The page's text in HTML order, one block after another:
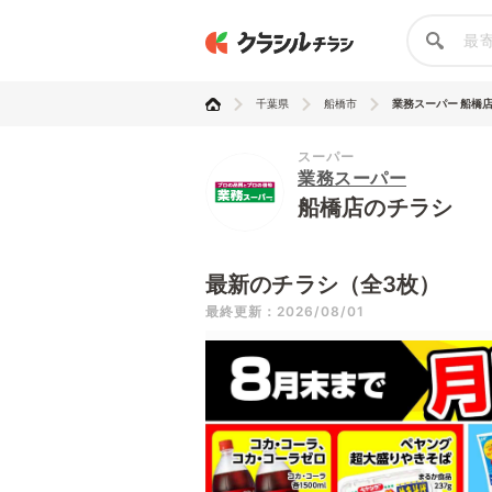
千葉県 船橋市 業務スーパー 船橋店
スーパー
業務スーパー
船橋店のチラシ
最新のチラシ（全3枚）
最終更新：2026/08/01